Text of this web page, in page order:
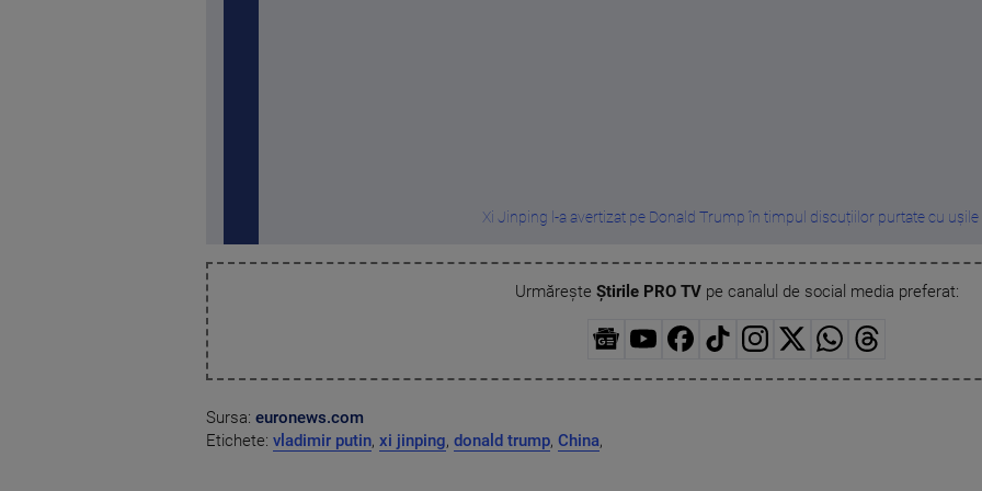
Xi Jinping l-a avertizat pe Donald Trump în timpul discuțiilor purtate cu ușile
Urmărește Știrile PRO TVpe canalul de social media preferat:
Sursa: euronews.com
Etichete: vladimir putin, xi jinping, donald trump, China,